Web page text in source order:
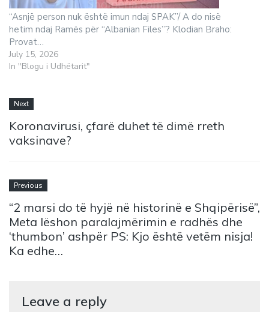
“Asnjë person nuk është imun ndaj SPAK”/ A do nisë
hetim ndaj Ramës për “Albanian Files”? Klodian Braho:
Provat…
July 15, 2026
In "Blogu i Udhëtarit"
Next
Koronavirusi, çfarë duhet të dimë rreth
vaksinave?
Previous
“2 marsi do të hyjë në historinë e Shqipërisë”,
Meta lëshon paralajmërimin e radhës dhe
‘thumbon’ ashpër PS: Kjo është vetëm nisja!
Ka edhe…
Leave a reply